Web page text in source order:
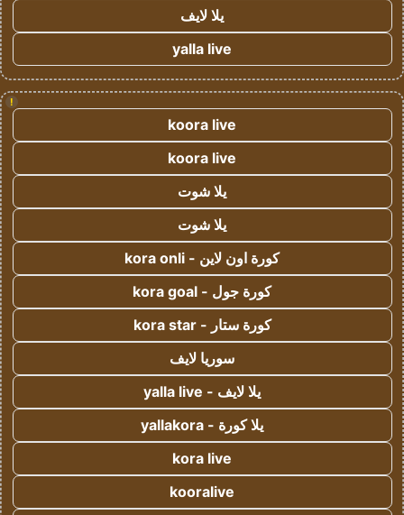
يلا لايف
yalla live
!
koora live
koora live
يلا شوت
يلا شوت
كورة اون لاين - kora onli
كورة جول - kora goal
كورة ستار - kora star
سوريا لايف
يلا لايف - yalla live
يلا كورة - yallakora
kora live
kooralive